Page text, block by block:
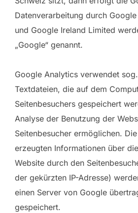
Datenverarbeitung durch
und Google Ireland Limited
„Google“ genannt.
Google Analytics verwendet sog.
Textdateien, die auf dem
Seitenbesuchers gespeichert
Analyse der Benutzung der
Seitenbesucher ermöglichen.
erzeugten Informationen über
Website durch den
der gekürzten IP-Adresse)
einen Server von Google
gespeichert.